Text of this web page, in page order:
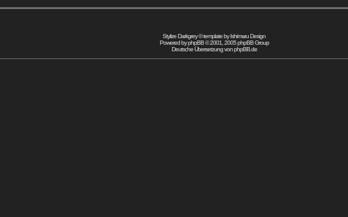
Stylize Darkgrey © template byIshimaru Design
Powered byphpBB© 2001, 2005 phpBB Group
Deutsche Übersetzung vonphpBB.de